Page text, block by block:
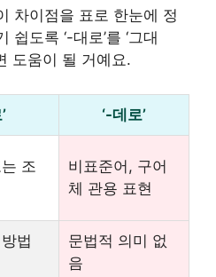
차이점을 표로 한눈에 정
도록 ‘-대로’를 ‘그대
도움이 될 거예요.
‘-데로’
조
비표준어, 구어
체 관용 표현
법
문법적 의미 없
음